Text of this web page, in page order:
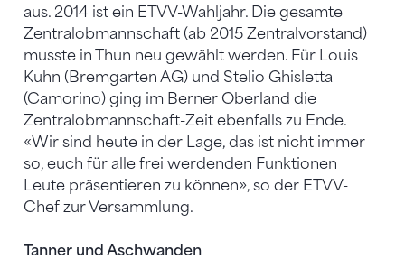
aus. 2014 ist ein ETVV-Wahljahr. Die gesamte
Zentralobmannschaft (ab 2015 Zentralvorstand)
musste in Thun neu gewählt werden. Für Louis
Kuhn (Bremgarten AG) und Stelio Ghisletta
(Camorino) ging im Berner Oberland die
Zentralobmannschaft-Zeit ebenfalls zu Ende.
«Wir sind heute in der Lage, das ist nicht immer
so, euch für alle frei werdenden Funktionen
Leute präsentieren zu können», so der ETVV-
Chef zur Versammlung.
Tanner und Aschwanden